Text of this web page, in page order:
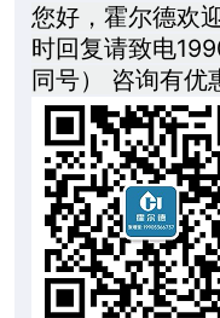
您好，霍尔德欢
时回复请致电
同号） 咨询有优